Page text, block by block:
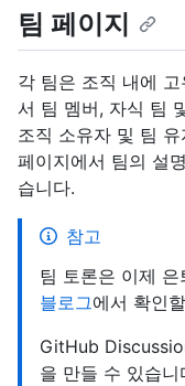
팀 페이지
각 팀은 조직 내에
서 팀 멤버, 자식 팀
조직 소유자 및 팀
페이지에서 팀의 설
습니다.
참고
팀 토론은 이제
블로그에서 확인
GitHub
을 만들 수 있습